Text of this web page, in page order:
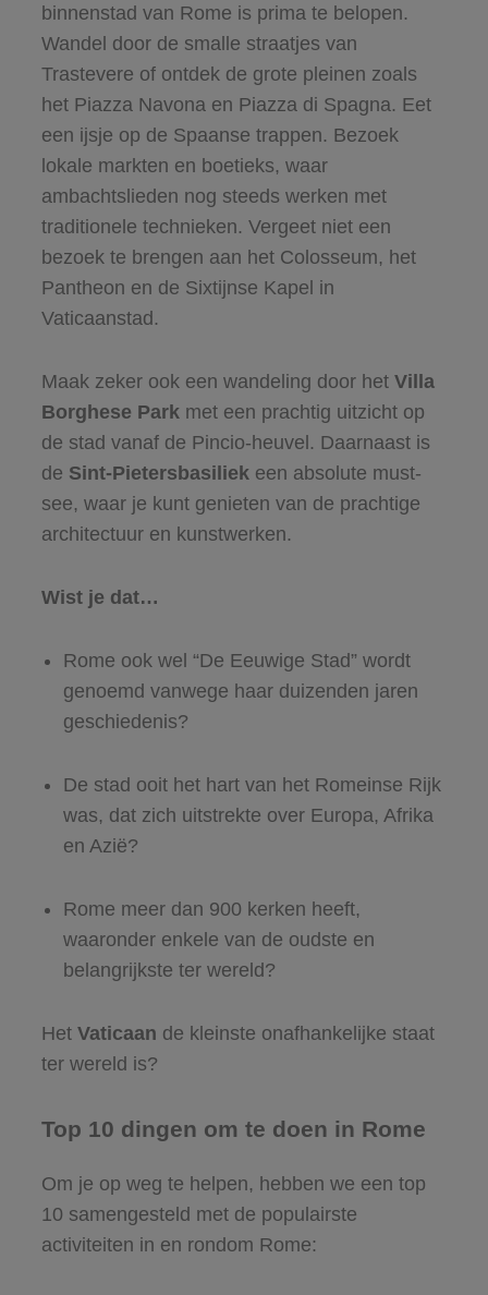
binnenstad van Rome is prima te belopen.
Wandel door de smalle straatjes van
Trastevere of ontdek de grote pleinen zoals
het Piazza Navona en Piazza di Spagna. Eet
een ijsje op de Spaanse trappen. Bezoek
lokale markten en boetieks, waar
ambachtslieden nog steeds werken met
traditionele technieken. Vergeet niet een
bezoek te brengen aan het Colosseum, het
Pantheon en de Sixtijnse Kapel in
Vaticaanstad.
Maak zeker ook een wandeling door het Villa
Borghese Park met een prachtig uitzicht op
de stad vanaf de Pincio-heuvel. Daarnaast is
de Sint-Pietersbasiliek een absolute must-
see, waar je kunt genieten van de prachtige
architectuur en kunstwerken.
Wist je dat…
Rome ook wel “De Eeuwige Stad” wordt
genoemd vanwege haar duizenden jaren
geschiedenis?
De stad ooit het hart van het Romeinse Rijk
was, dat zich uitstrekte over Europa, Afrika
en Azië?
Rome meer dan 900 kerken heeft,
waaronder enkele van de oudste en
belangrijkste ter wereld?
Het Vaticaan de kleinste onafhankelijke staat
ter wereld is?
Top 10 dingen om te doen in Rome
Om je op weg te helpen, hebben we een top
10 samengesteld met de populairste
activiteiten in en rondom Rome: